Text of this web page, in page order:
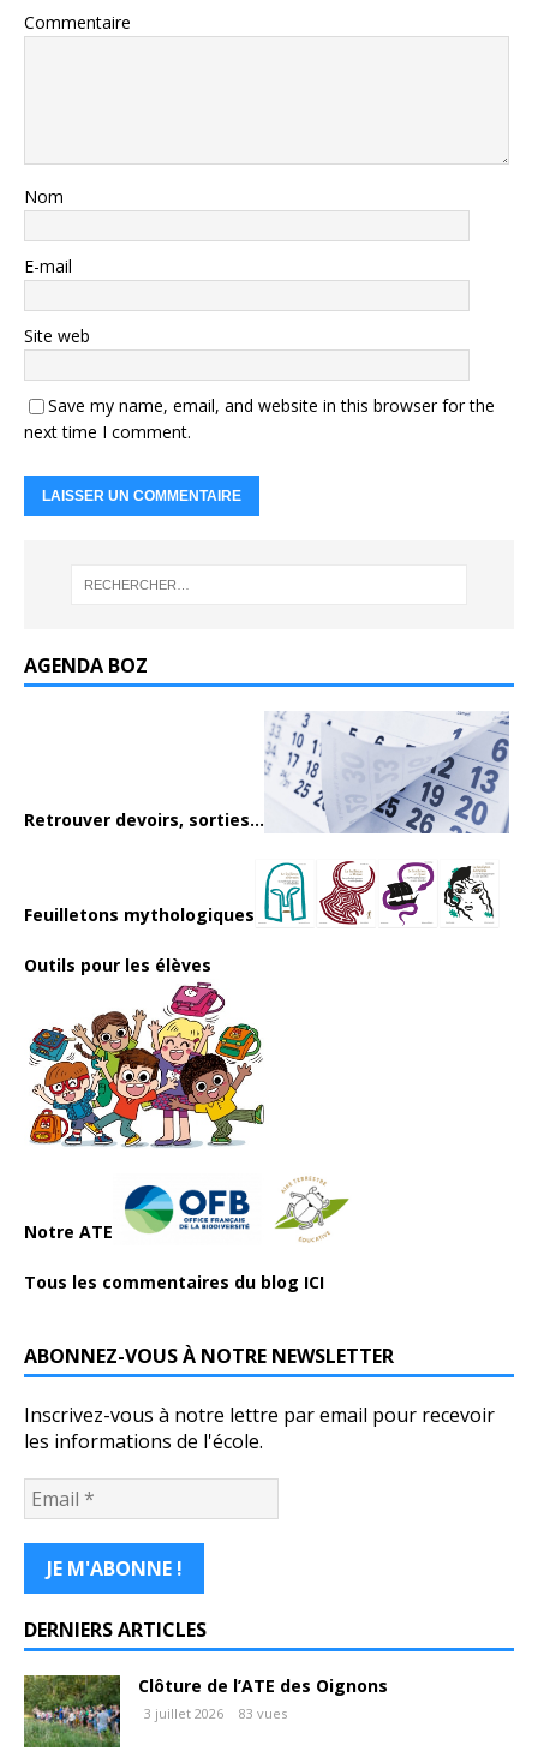
Commentaire
Nom
E-mail
Site web
Save my name, email, and website in this browser for the
next time I comment.
AGENDA BOZ
Retrouver devoirs, sorties...
Feuilletons mythologiques
Outils pour les élèves
Notre ATE
Tous les commentaires du blog ICI
ABONNEZ-VOUS À NOTRE NEWSLETTER
Inscrivez-vous à notre lettre par email pour recevoir
les informations de l'école.
DERNIERS ARTICLES
Clôture de l’ATE des Oignons
3 juillet 2026 83 vues